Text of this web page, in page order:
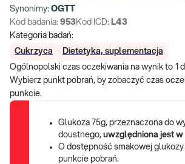
Synonimy: OGTT
Kod badania: 953Kod ICD: L43
Kategoria badań:
Cukrzyca
Dietetyka, suplementacja
Ogólnopolski czas oczekiwania na wynik to 1
Wybierz punkt pobrań, by zobaczyć czas
punkcie.
Glukoza 75g, przeznaczona do
doustnego, uwzględniona jest w
O dostępność smakowej
punkcie pobrań.